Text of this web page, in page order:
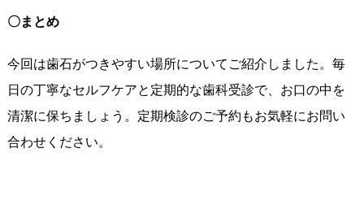
〇まとめ
今回は歯石がつきやすい場所についてご紹介しました。毎
日の丁寧なセルフケアと定期的な歯科受診で、お口の中を
清潔に保ちましょう。定期検診のご予約もお気軽にお問い
合わせください。